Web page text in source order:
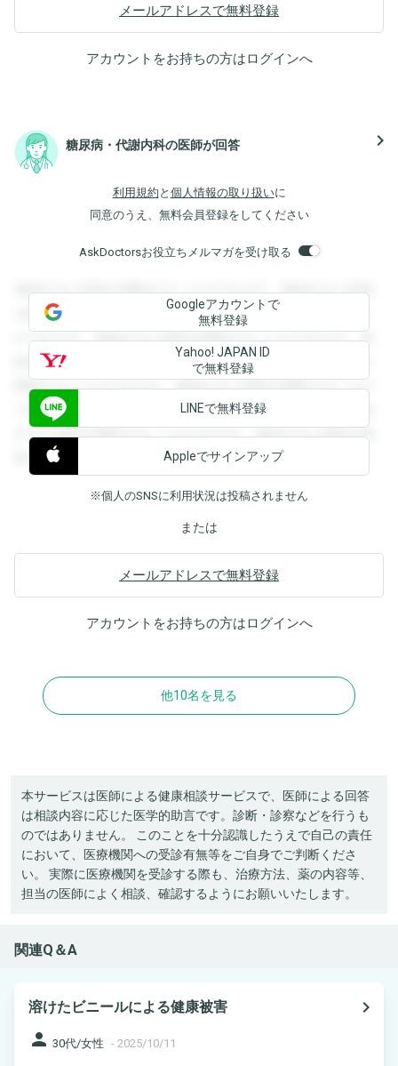
メールアドレスで無料登録
アカウントをお持ちの方はログインへ
糖尿病・代謝内科の医師が回答 navigate_next
利用規約 と 個人情報の取り扱いに
同意のうえ、無料会員登録をしてください
AskDoctorsお役立ちメルマガを受け取る
登録すると回答を閲覧することができます。登録すると回答
を閲覧することができます。登録すると回答を閲覧すること
ができます。登録すると回答を閲覧することができます。登
録すると回答を閲覧することができます。登録すると回答を
閲覧することができます。登録すると回答を閲覧することが
できます。登録すると回答を閲覧することができます。登録
すると回答を閲覧することができます。登録すると回答を閲
覧することができます。
Googleアカウントで
無料登録
Yahoo! JAPAN ID
で無料登録
LINEで無料登録
Appleでサインアップ
※個人のSNSに利用状況は投稿されません
または
メールアドレスで無料登録
アカウントをお持ちの方はログインへ
他10名を見る
本サービスは医師による健康相談サービスで、医師による回答
は相談内容に応じた医学的助言です。診断・診察などを行うも
のではありません。 このことを十分認識したうえで自己の責任
において、医療機関への受診有無等をご自身でご判断くださ
い。 実際に医療機関を受診する際も、治療方法、薬の内容等、
担当の医師によく相談、確認するようにお願いいたします。
関連Q＆A
溶けたビニールによる健康被害
navigate_next
person 30代/女性 - 2025/10/11